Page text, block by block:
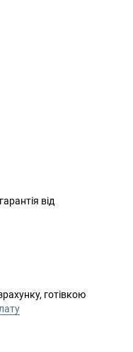
від
готівкою